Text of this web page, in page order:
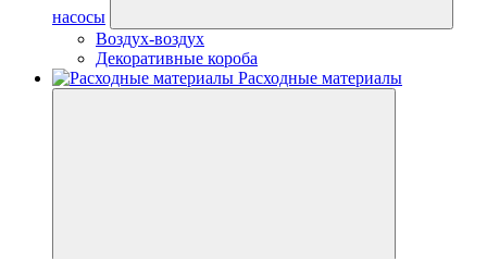
насосы
Воздух-воздух
Декоративные короба
Расходные материалы